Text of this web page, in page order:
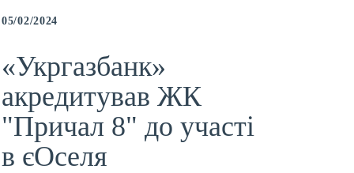
05/02/2024
«Укргазбанк»
акредитував ЖК
"Причал 8" до участі
в єОселя